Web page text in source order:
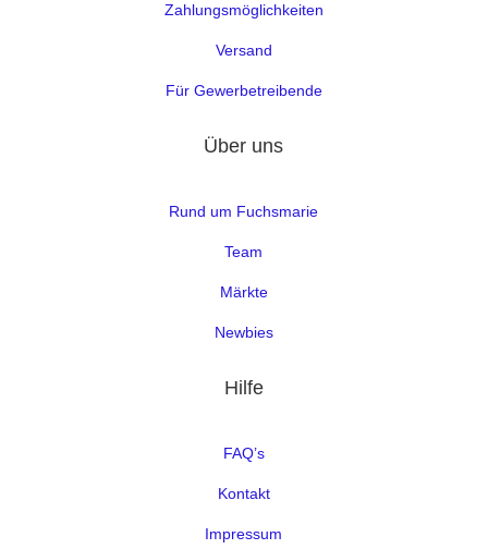
Zahlungsmöglichkeiten
Versand
Für Gewerbetreibende
Über uns
Rund um Fuchsmarie
Team
Märkte
Newbies
Hilfe
FAQ’s
Kontakt
Impressum